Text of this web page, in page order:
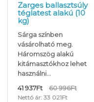
Zarges ballasztsúly
téglatest alakú (10
kg)
Sárga színben
vásárolható meg.
Háromszög alakú
kitámasztókhoz lehet
használni...
41 937Ft
60 996Ft
Nettó ár: 33 021Ft